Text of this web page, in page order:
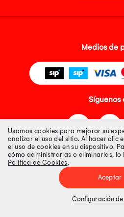
Medios de
Síguenos
Tienda 100%
Tiendas Peruanas S.A. R.U.C. Nº
Precios disponibles solo en
Usamos cookies para mejorar su
analizar el uso del sitio. Al hacer clic
el uso de cookies en su dispositivo.
cómo administrarlas o eliminarlas, lo
Política de Cookies.
Aceptar
Configuración